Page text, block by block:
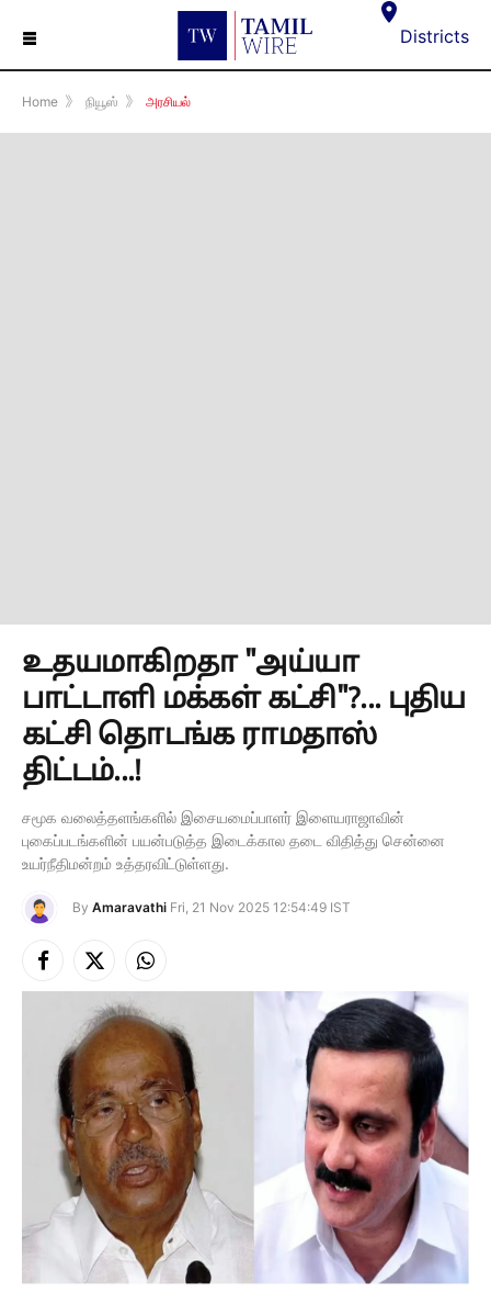
☰ Districts
Home 》 நியூஸ் 》 அரசியல்
உதயமாகிறதா "அய்யா
பாட்டாளி மக்கள் கட்சி"?... புதிய
கட்சி தொடங்க ராமதாஸ்
திட்டம்...!
சமூக வலைத்தளங்களில் இசையமைப்பாளர் இளையராஜாவின்
புகைப்படங்களின் பயன்படுத்த இடைக்கால தடை விதித்து சென்னை
உயர்நீதிமன்றம் உத்தரவிட்டுள்ளது.
By Amaravathi Fri, 21 Nov 2025 12:54:49 IST
Facebook
X
(Twitter)
Instagram